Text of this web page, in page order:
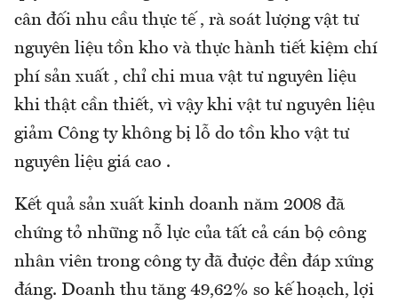
cân đối nhu cầu thực tế , rà soát lượng vật tư
nguyên liệu tồn kho và thực hành tiết kiệm chí
phí sản xuất , chỉ chi mua vật tư nguyên liệu
khi thật cần thiết, vì vậy khi vật tư nguyên liệu
giảm Công ty không bị lỗ do tồn kho vật tư
nguyên liệu giá cao .
Kết quả sản xuất kinh doanh năm 2008 đã
chứng tỏ những nỗ lực của tất cả cán bộ công
nhân viên trong công ty đã được đền đáp xứng
đáng. Doanh thu tăng 49,62% so kế hoạch, lợi